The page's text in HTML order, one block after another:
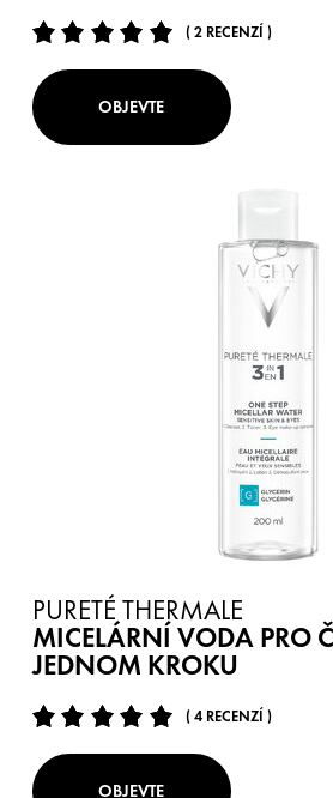
( 2 RECENZÍ )
OBJEVTE
PURETÉ THERMALE
MICELÁRNÍ VODA PRO
JEDNOM KROKU
( 4 RECENZÍ )
OBJEVTE